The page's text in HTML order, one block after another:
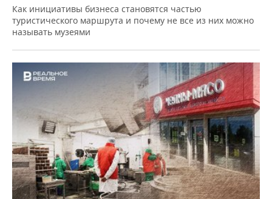
Как инициативы бизнеса становятся частью
туристического маршрута и почему не все из них можно
называть музеями